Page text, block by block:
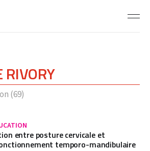
RIVORY
(69)
entre posture cervicale et
temporo-mandibulaire